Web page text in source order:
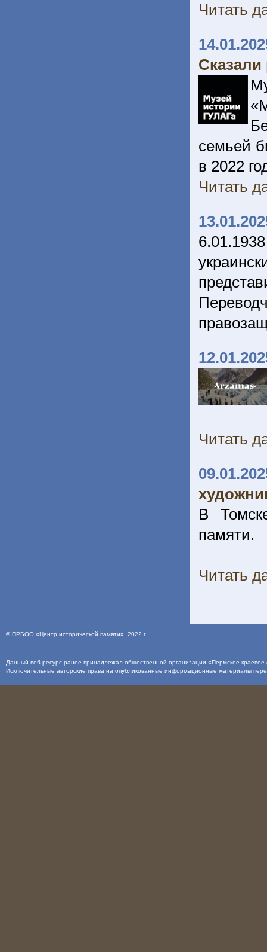
Читать
семьей
в 2022
Читать
Читать
В
памяти.
Читать
©ПРБОО «Центр исторической памяти» , 2022 г.
Данный веб-ресурс ранее принадлежал общественной организации «Пермское
Исключительные авторские права на опубликованные информационные материалы